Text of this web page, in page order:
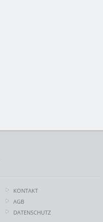
KONTAKT
AGB
DATENSCHUTZ